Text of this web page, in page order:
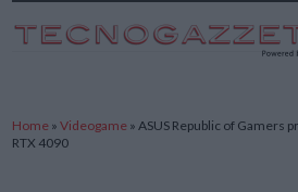
Home »Videogame »ASUS Republic of Gamers
RTX 4090